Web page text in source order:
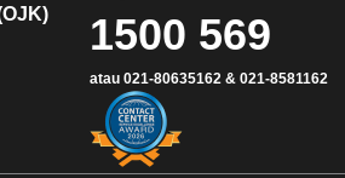
1500 569
atau 021-80635162 & 021-8581162